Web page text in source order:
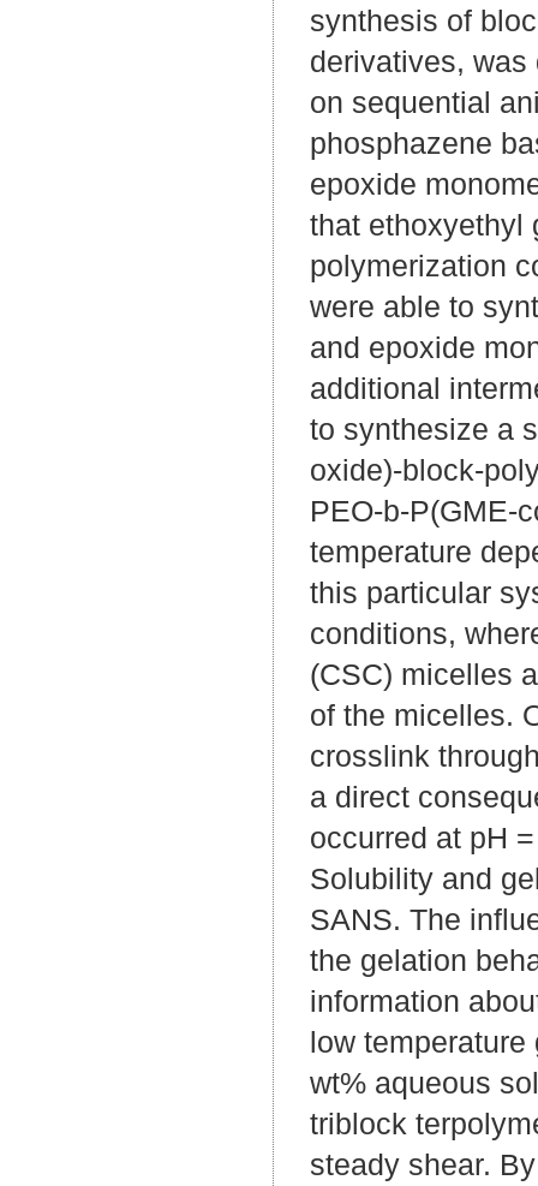
synthesis of
derivatives,
on sequential
phosphazene
epoxide
that ethoxyethyl
polymerization
were able to
and epoxide
additional
to synthesize a
oxide)-block-
PEO-b-P(GME-
temperature
this particular
conditions,
(CSC) micelles
of the micelles.
crosslink
a direct
occurred at pH
Solubility and
SANS. The
the gelation
information
low
wt% aqueous
triblock
steady shear.